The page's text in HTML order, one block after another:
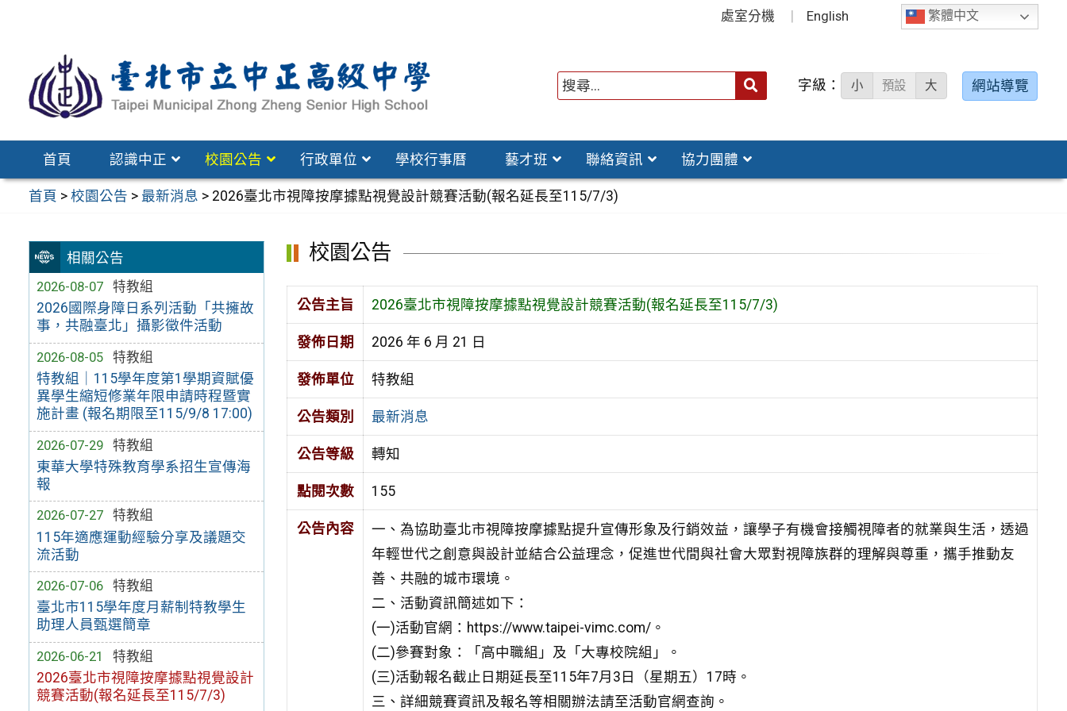
區
繁體中文
處室分機 English
字級： 小 預設 大 網站導覽
首頁 認識中正 校園公告 行政單位 學校行事曆 藝才班 聯絡資訊 協力團體
首頁 >校園公告 > 最新消息 > 2026臺北市視障按摩據點視覺設計競賽活動(報名延長至115/7/3)
相關公告
2026-08-07
特教組
2026國際身障日系列活動「共擁故
事，共融臺北」攝影徵件活動
2026-08-05
特教組
特教組｜115學年度第1學期資賦優
異學生縮短修業年限申請時程暨實
施計畫 (報名期限至115/9/8 17:00)
2026-07-29
特教組
東華大學特殊教育學系招生宣傳海
報
2026-07-27
特教組
115年適應運動經驗分享及議題交
流活動
2026-07-06
特教組
臺北市115學年度月薪制特教學生
助理人員甄選簡章
2026-06-21
特教組
2026臺北市視障按摩據點視覺設計
競賽活動(報名延長至115/7/3)
校園公告
公告主旨 2026臺北市視障按摩據點視覺設計競賽活動(報名延長至115/7/3)
發佈日期 2026 年 6 月 21 日
發佈單位 特教組
公告類別 最新消息
公告等級 轉知
點閱次數 155
公告內容
一、為協助臺北市視障按摩據點提升宣傳形象及行銷效益，讓學子有機會接觸視障者的就業與生活，透過
年輕世代之創意與設計並結合公益理念，促進世代間與社會大眾對視障族群的理解與尊重，攜手推動友
善、共融的城市環境。
二、活動資訊簡述如下：
(一)活動官網：https://www.taipei-vimc.com/。
(二)參賽對象：「高中職組」及「大專校院組」。
(三)活動報名截止日期延長至115年7月3日（星期五）17時。
三、詳細競賽資訊及報名等相關辦法請至活動官網查詢。